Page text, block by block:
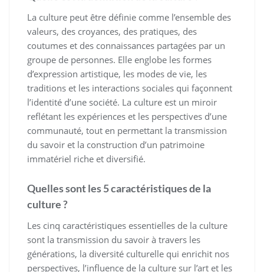
La culture peut être définie comme l’ensemble des
valeurs, des croyances, des pratiques, des
coutumes et des connaissances partagées par un
groupe de personnes. Elle englobe les formes
d’expression artistique, les modes de vie, les
traditions et les interactions sociales qui façonnent
l’identité d’une société. La culture est un miroir
reflétant les expériences et les perspectives d’une
communauté, tout en permettant la transmission
du savoir et la construction d’un patrimoine
immatériel riche et diversifié.
Quelles sont les 5 caractéristiques de la
culture ?
Les cinq caractéristiques essentielles de la culture
sont la transmission du savoir à travers les
générations, la diversité culturelle qui enrichit nos
perspectives, l’influence de la culture sur l’art et les